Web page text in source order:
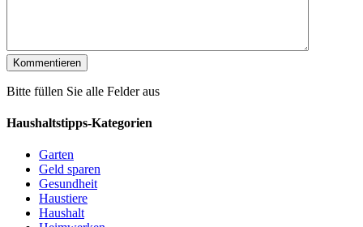
Bitte füllen Sie alle Felder aus
Haushaltstipps-Kategorien
Garten
Geld sparen
Gesundheit
Haustiere
Haushalt